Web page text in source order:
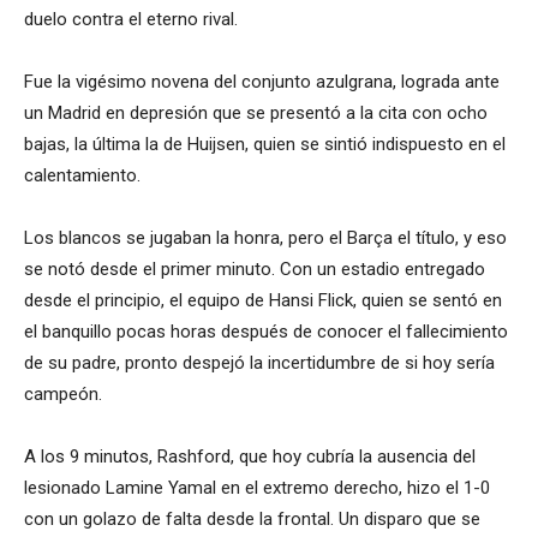
duelo contra el eterno rival.
Fue la vigésimo novena del conjunto azulgrana, lograda ante
un Madrid en depresión que se presentó a la cita con ocho
bajas, la última la de Huijsen, quien se sintió indispuesto en el
calentamiento.
Los blancos se jugaban la honra, pero el Barça el título, y eso
se notó desde el primer minuto. Con un estadio entregado
desde el principio, el equipo de Hansi Flick, quien se sentó en
el banquillo pocas horas después de conocer el fallecimiento
de su padre, pronto despejó la incertidumbre de si hoy sería
campeón.
A los 9 minutos, Rashford, que hoy cubría la ausencia del
lesionado Lamine Yamal en el extremo derecho, hizo el 1-0
con un golazo de falta desde la frontal. Un disparo que se